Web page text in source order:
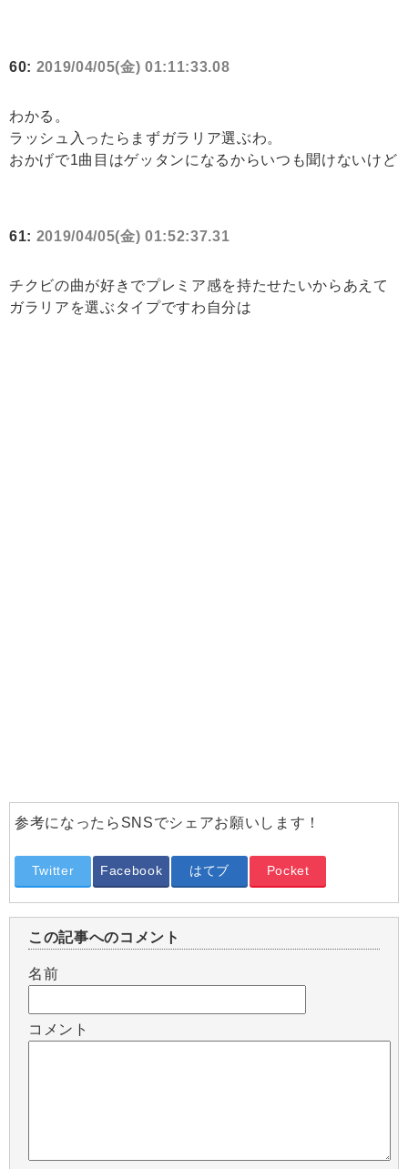
60: 2019/04/05(金) 01:11:33.08
わかる。
ラッシュ入ったらまずガラリア選ぶわ。
おかげで1曲目はゲッタンになるからいつも聞けないけど
61: 2019/04/05(金) 01:52:37.31
チクビの曲が好きでプレミア感を持たせたいからあえて
ガラリアを選ぶタイプですわ自分は
参考になったらSNSでシェアお願いします！
Twitter Facebook はてブ Pocket
この記事へのコメント
名前
コメント